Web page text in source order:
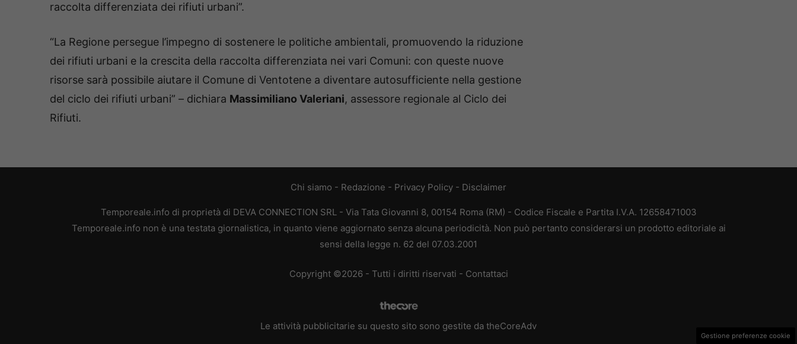
raccolta differenziata dei rifiuti urbani”.
“La Regione persegue l’impegno di sostenere le politiche ambientali, promuovendo la riduzione
dei rifiuti urbani e la crescita della raccolta differenziata nei vari Comuni: con queste nuove
risorse sarà possibile aiutare il Comune di Ventotene a diventare autosufficiente nella gestione
del ciclo dei rifiuti urbani” – dichiara Massimiliano Valeriani, assessore regionale al Ciclo dei
Rifiuti.
Chi siamo - Redazione - Privacy Policy - Disclaimer
Temporeale.info di proprietà di DEVA CONNECTION SRL - Via Tata Giovanni 8, 00154 Roma (RM) - Codice Fiscale e Partita I.V.A. 12658471003
Temporeale.info non è una testata giornalistica, in quanto viene aggiornato senza alcuna periodicità. Non può pertanto considerarsi un prodotto editoriale ai
sensi della legge n. 62 del 07.03.2001
Copyright ©2026 - Tutti i diritti riservati - Contattaci
Le attività pubblicitarie su questo sito sono gestite da theCoreAdv
Gestione preferenze cookie